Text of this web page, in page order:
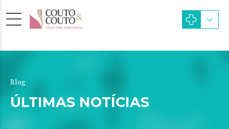
Blog
ÚLTIMAS NOTÍCIAS